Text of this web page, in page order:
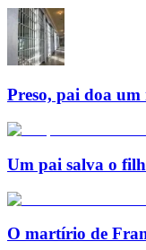
Preso, pai doa
Um pai salva o
O martírio de